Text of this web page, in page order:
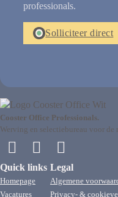
professionals.
Solliciteer direct
Cooster Office Professionals.
Werving en selectiebureau voor
Quick links
Homepage
Vacatures
Legal
Algemene
Privacy- &